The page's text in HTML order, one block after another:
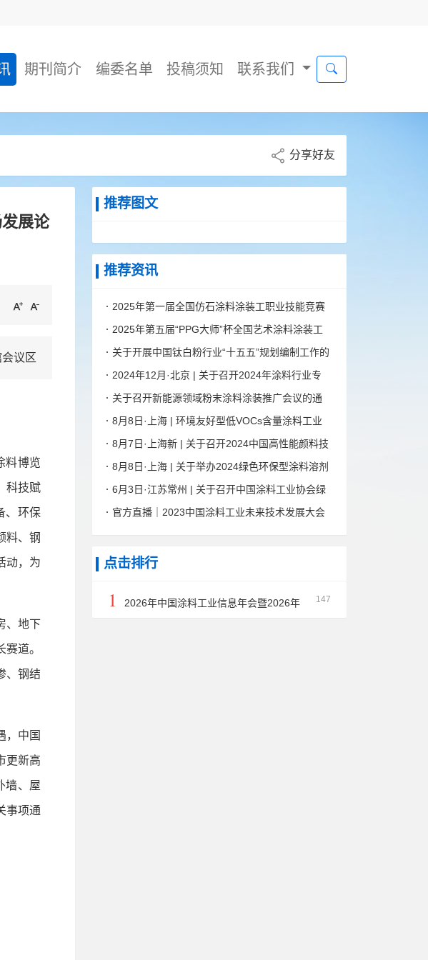
期刊简介 编委名单 投稿须知 联系我们
分享好友
展论
议区
料博览
科技赋
、环保
料、钢
动，为
、地下
道。
、钢结
，中国
更新高
墙、屋
事项通
推荐图文
推荐资讯
2025年第一届全国仿石涂料涂装工职业技能竞赛
决赛暨第十六届全国石油和化工行业职业技能竞
赛预通知
2025年第五届“PPG大师”杯全国艺术涂料涂装工
竞赛预赛暨第十六届全国石油和化工行业职业技
能竞赛预赛的通知
关于开展中国钛白粉行业“十五五”规划编制工作的
通知
2024年12月·北京 | 关于召开2024年涂料行业专
业技术职称评定会议的通知
关于召开新能源领域粉末涂料涂装推广会议的通
知
8月8日·上海 | 环境友好型低VOCs含量涂料工业
涂装技术培训暨成果展示观摩活动通知
8月7日·上海新 | 关于召开2024中国高性能颜料技
术创新论坛的通知
8月8日·上海 | 关于举办2024绿色环保型涂料溶剂
市场论坛的通知
6月3日·江苏常州 | 关于召开中国涂料工业协会绿
色工业涂料涂装分会第二届三次理事会扩大会议
官方直播｜2023中国涂料工业未来技术发展大会
点击排行
147
1
2026年中国涂料工业信息年会暨2026年